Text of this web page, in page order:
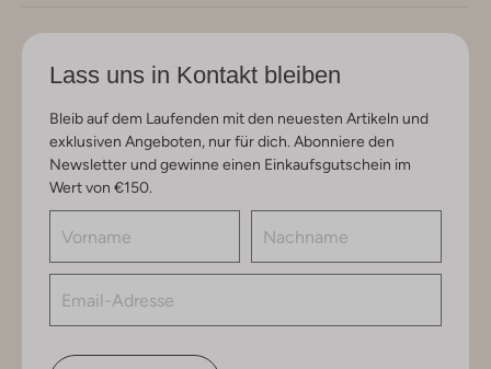
Lass uns in Kontakt bleiben
Bleib auf dem Laufenden mit den neuesten Artikeln und
exklusiven Angeboten, nur für dich. Abonniere den
Newsletter und gewinne einen Einkaufsgutschein im
Wert von €150.